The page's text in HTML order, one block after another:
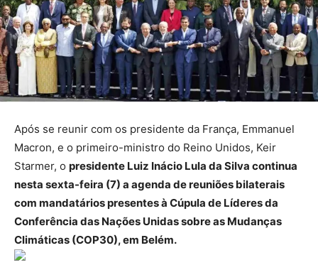
Após se reunir com os presidente da França, Emmanuel
Macron, e o primeiro-ministro do Reino Unidos, Keir
Starmer, o presidente Luiz Inácio Lula da Silva continua
nesta sexta-feira (7) a agenda de reuniões bilaterais
com mandatários presentes à Cúpula de Líderes da
Conferência das Nações Unidas sobre as Mudanças
Climáticas (COP30), em Belém.